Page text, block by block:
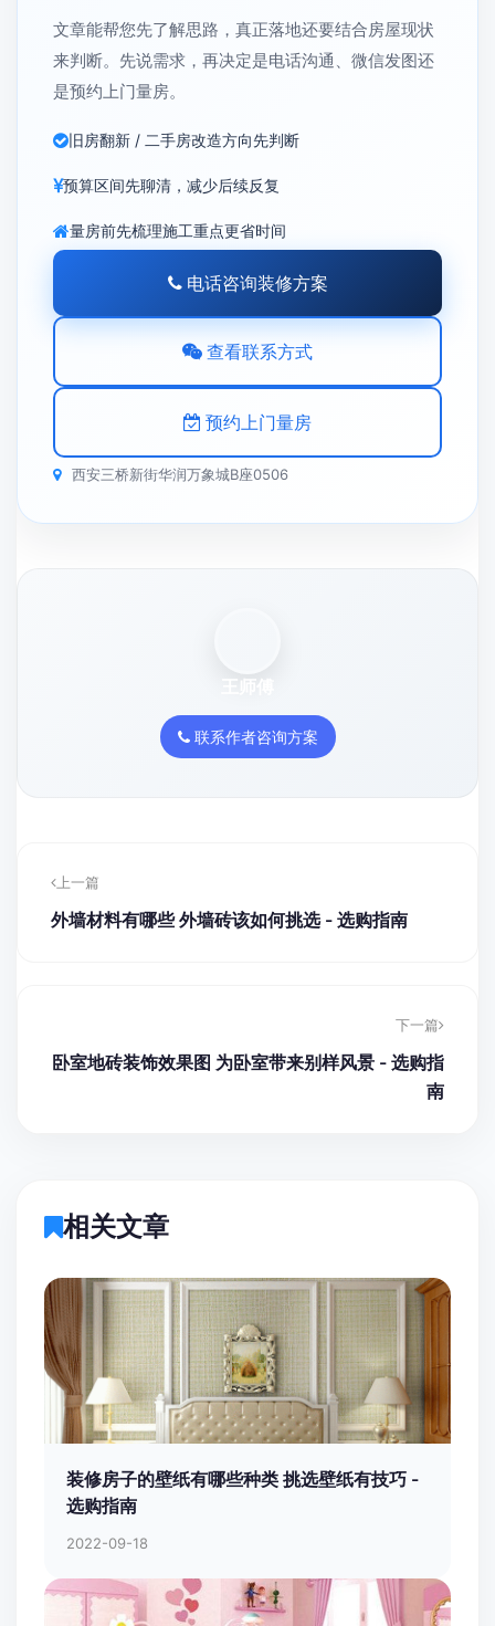
文章能帮您先了解思路，真正落地还要结合房屋现状
来判断。先说需求，再决定是电话沟通、微信发图还
是预约上门量房。
旧房翻新 / 二手房改造方向先判断
预算区间先聊清，减少后续反复
量房前先梳理施工重点更省时间
电话咨询装修方案
查看联系方式
预约上门量房
西安三桥新街华润万象城B座0506
王师傅
联系作者咨询方案
上一篇
外墙材料有哪些 外墙砖该如何挑选 - 选购指南
下一篇
卧室地砖装饰效果图 为卧室带来别样风景 - 选购指
南
相关文章
装修房子的壁纸有哪些种类 挑选壁纸有技巧 -
选购指南
2022-09-18